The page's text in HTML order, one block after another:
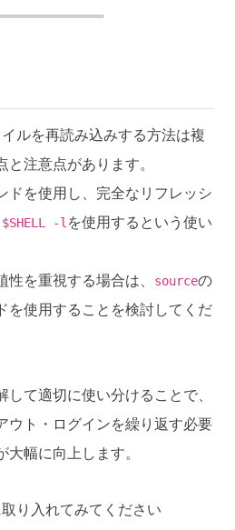
ルを再読み込みする方法は複
注意点があります。
ドを使用し、完全なリフレッシ
-l を使用するという使い
を重視する場合は、
sourceの
を使用することを検討してくだ
て適切に使い分けることで、
ウト・ログインを繰り返す必要
幅に向上します。
り入れてみてください